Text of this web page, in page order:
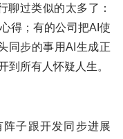
聊过类似的太多了：
得；有的公司把AI使
同步的事用AI生成正
到所有人怀疑人生。
子跟开发同步进展